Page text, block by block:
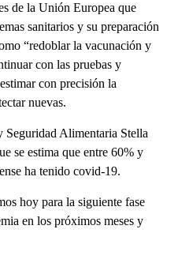
de la Unión Europea que
sanitarios y su preparación
“redoblar la vacunación y
con las pruebas y
con precisión la
nuevas.
Seguridad Alimentaria Stella
se estima que entre 60% y
ha tenido covid-19.
hoy para la siguiente fase
en los próximos meses y